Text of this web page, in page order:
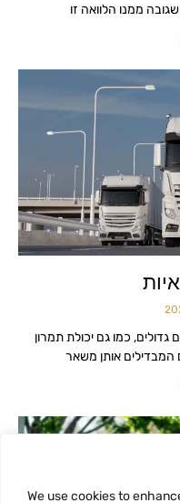
We use cookies to
ממנו הלוואה זו
כמו גם יכולת תמרון
המבדילים אותן משאר